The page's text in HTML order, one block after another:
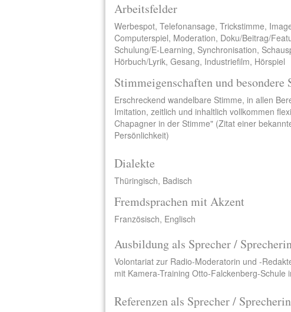
Arbeitsfelder
Werbespot, Telefonansage, Trickstimme,
Computerspiel, Moderation, Doku/Beitrag/
Schulung/E-Learning, Synchronisation,
Hörbuch/Lyrik, Gesang, Industriefilm, Hörspiel
Stimmeigenschaften und besondere
Erschreckend wandelbare Stimme, in allen
Imitation, zeitlich und inhaltlich vollkommen
Chapagner in der Stimme" (Zitat einer
Persönlichkeit)
Dialekte
Thüringisch, Badisch
Fremdsprachen mit Akzent
Französisch, Englisch
Ausbildung als Sprecher /
Volontariat zur Radio-Moderatorin und -
mit Kamera-Training Otto-Falckenberg-Schule
Referenzen als Sprecher / Sprecherin